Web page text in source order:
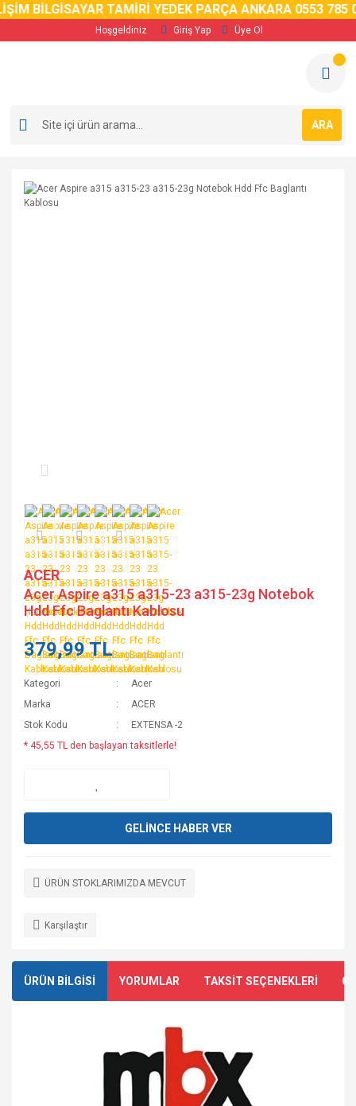
BİLGİSAYAR TAMİRİ YEDEK PARÇA ANKARA 0553 785 02
Hoşgeldiniz Giriş Yap Üye Ol
ARA
ACER
Acer Aspire a315 a315-23 a315-23g Notebok
Hdd Ffc Baglantı Kablosu
379,99 TL
Kategori
Acer
Marka
ACER
Stok Kodu
EXTENSA -2
* 45,55 TL den başlayan taksitlerle!
GELİNCE HABER VER
ÜRÜN STOKLARIMIZDA MEVCUT
Karşılaştır
ÜRÜN BİLGİSİ YORUMLAR TAKSİT SEÇENEKLERİ